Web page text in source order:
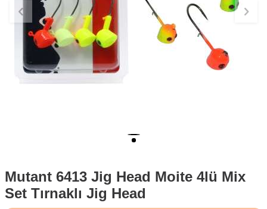
Mutant 6413 Jig Head Moite 4lü Mix
Set Tırnaklı Jig Head